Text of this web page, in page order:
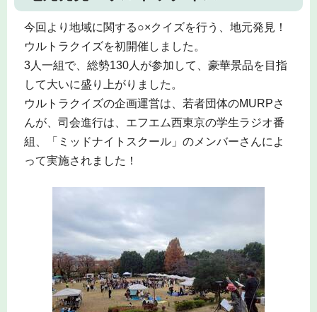
今回より地域に関する○×クイズを行う、地元発見！
ウルトラクイズを初開催しました。
3人一組で、総勢130人が参加して、豪華景品を目指
して大いに盛り上がりました。
ウルトラクイズの企画運営は、若者団体のMURPさ
んが、司会進行は、エフエム西東京の学生ラジオ番
組、「ミッドナイトスクール」のメンバーさんによ
って実施されました！